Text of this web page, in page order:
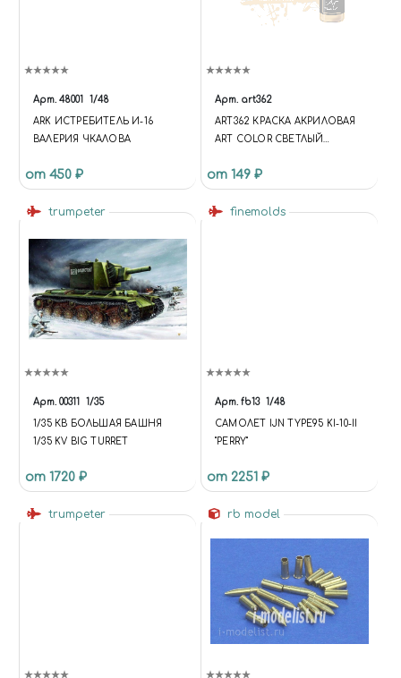
Арт. 48001 1/48
ARK ИСТРЕБИТЕЛЬ И-16
ВАЛЕРИЯ ЧКАЛОВА
от 450 ₽
Арт. art362
ART362 КРАСКА АКРИЛОВАЯ
ART COLOR СВЕТЛЫЙ
от 149 ₽
trumpeter
Арт. 00311 1/35
1/35 КВ БОЛЬШАЯ БАШНЯ
1/35 KV BIG TURRET
от 1720 ₽
finemolds
Арт. fb13 1/48
САМОЛЕТ IJN TYPE95 KI-10-II
"PERRY"
от 2251 ₽
trumpeter rb model